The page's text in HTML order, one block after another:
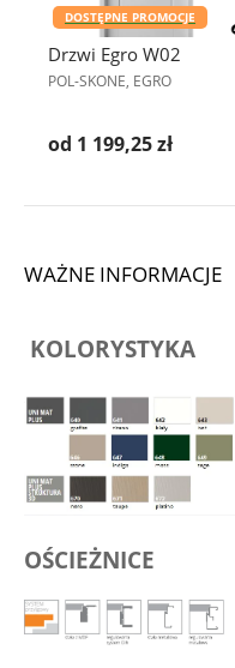
DOSTĘPNE PROMOCJE
Drzwi Egro W02
POL-SKONE, EGRO
od 1 199,25 zł
WAŻNE INFORMACJE
KOLORYSTYKA
OŚCIEŻNICE